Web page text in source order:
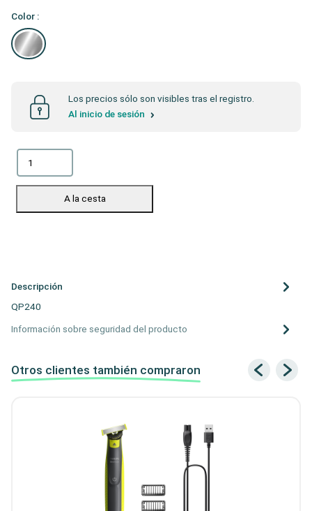
Color :
Los precios sólo son visibles tras el registro.
Al inicio de sesión
A la cesta
Descripción
QP240
Información sobre seguridad del producto
Otros clientes también compraron